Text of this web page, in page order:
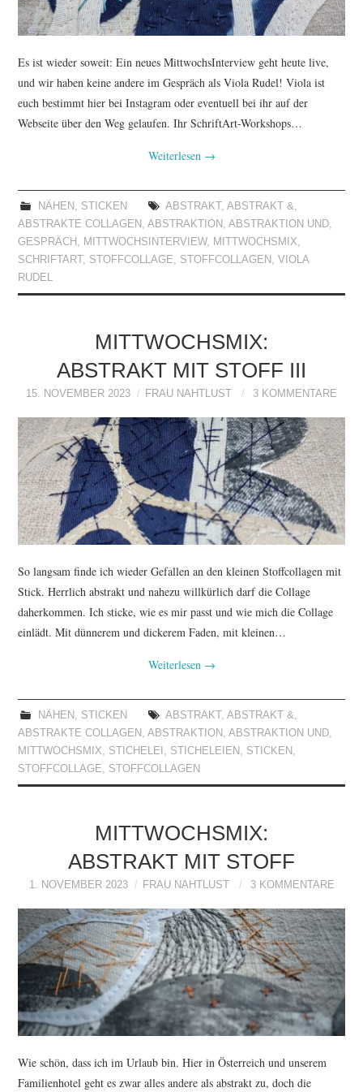
Es ist wieder soweit: Ein neues MittwochsInterview geht heute live,
und wir haben keine andere im Gespräch als Viola Rudel! Viola ist
euch bestimmt hier bei Instagram oder eventuell bei ihr auf der
Webseite über den Weg gelaufen. Ihr SchriftArt-Workshops…
Weiterlesen →
NÄHEN , STICKEN ABSTRAKT , ABSTRAKT &,
ABSTRAKTE COLLAGEN ,ABSTRAKTION ,ABSTRAKTION UND,
GESPRÄCH , MITTWOCHSINTERVIEW, MITTWOCHSMIX,
SCHRIFTART , STOFFCOLLAGE, STOFFCOLLAGEN ,VIOLA
RUDEL
MITTWOCHSMIX:
ABSTRAKT MIT STOFF III
15. NOVEMBER 2023 FRAU NAHTLUST 3 KOMMENTARE
So langsam finde ich wieder Gefallen an den kleinen Stoffcollagen mit
Stick. Herrlich abstrakt und nahezu willkürlich darf die Collage
daherkommen. Ich sticke, wie es mir passt und wie mich die Collage
einlädt. Mit dünnerem und dickerem Faden, mit kleinen…
Weiterlesen →
NÄHEN , STICKEN ABSTRAKT , ABSTRAKT &,
ABSTRAKTE COLLAGEN ,ABSTRAKTION ,ABSTRAKTION UND,
MITTWOCHSMIX, STICHELEI , STICHELEIEN , STICKEN ,
STOFFCOLLAGE, STOFFCOLLAGEN
MITTWOCHSMIX:
ABSTRAKT MIT STOFF
1. NOVEMBER 2023 FRAU NAHTLUST 3 KOMMENTARE
Wie schön, dass ich im Urlaub bin. Hier in Österreich und unserem
Familienhotel geht es zwar alles andere als abstrakt zu, doch die